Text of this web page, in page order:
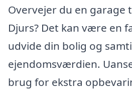
Overvejer du en
Djurs? Det kan være en
udvide din bolig og
ejendomsværdien.
brug for ekstra